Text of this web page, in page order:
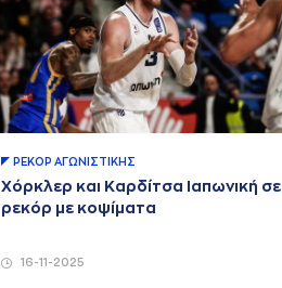
16-11-2025
ΡΕΚΟΡ AΓΩΝΙΣΤΙΚΗΣ
Χόρκλερ και Καρδίτσα Ιαπωνική σε
ρεκόρ με κοψίματα